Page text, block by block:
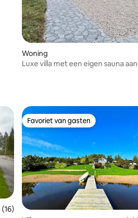
Woning
Luxe villa met een eigen sauna
beoordeling van 4,81 op 5, 16
(16)
Favoriet van gasten
Favoriet van gasten